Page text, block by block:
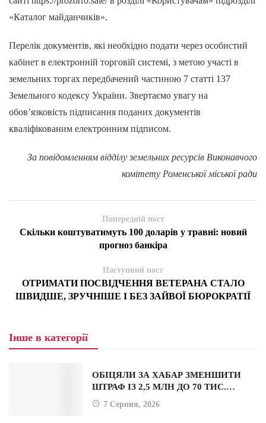
«Каталог майданчиків».
Перелік документів, які необхідно подати через особистий
кабінет в електронній торговій системі, з метою участі в
земельних торгах передбачений частиною 7 статті 137
Земельного кодексу України. Звертаємо увагу на
обов’язковість підписання поданих документів
кваліфікованим електронним підписом.
За повідомленням відділу земельних ресурсів Виконавчого
комітету Роменської міської ради
Попередній пост
Скільки коштуватимуть 100 доларів у травні: новий
прогноз банкіра
Наступний пост
ОТРИМАТИ ПОСВІДЧЕННЯ ВЕТЕРАНА СТАЛО
ШВИДШЕ, ЗРУЧНІШЕ І БЕЗ ЗАЙВОЇ БЮРОКРАТІЇ
Інше в категорії
ОБІЦЯЛИ ЗА ХАБАР ЗМЕНШИТИ
ШТРАФ ІЗ 2,5 МЛН ДО 70 ТИС.…
7 Серпня, 2026